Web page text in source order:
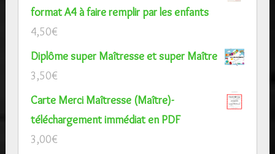
format A4 à faire remplir par les enfants
4,50€
Diplôme super Maîtresse et super Maître
3,50€
Carte Merci Maîtresse (Maître)-
téléchargement immédiat en PDF
3,00€